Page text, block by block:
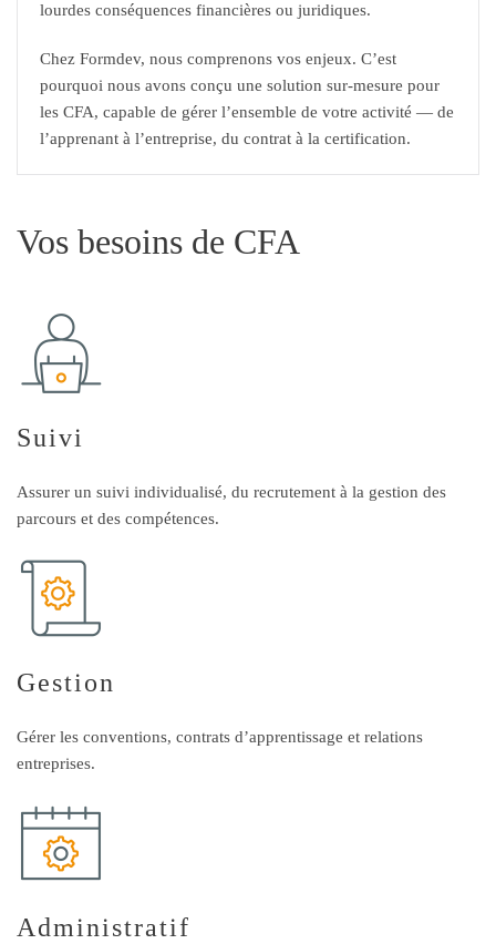
lourdes conséquences financières ou juridiques.
Chez Formdev, nous comprenons vos enjeux. C’est
pourquoi nous avons conçu une solution sur-mesure pour
les CFA, capable de gérer l’ensemble de votre activité — de
l’apprenant à l’entreprise, du contrat à la certification.
Vos besoins de CFA
Suivi
Assurer un suivi individualisé, du recrutement à la gestion des
parcours et des compétences.
Gestion
Gérer les conventions, contrats d’apprentissage et relations
entreprises.
Administratif